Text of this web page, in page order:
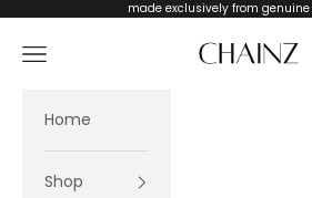
made exclusively from
CHAINZ
Navigation menu
Home
Shop